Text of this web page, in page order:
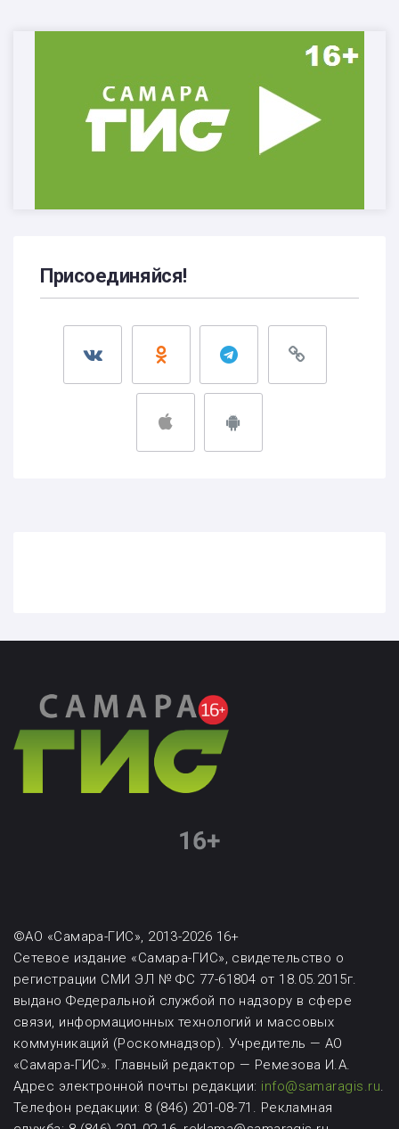
Присоединяйся!
©АО «Самара-ГИС», 2013-2026 16+
Сетевое издание «Самара-ГИС», свидетельство о
регистрации СМИ ЭЛ № ФС 77-61804 от 18.05.2015г.
выдано Федеральной службой по надзору в сфере
связи, информационных технологий и массовых
коммуникаций (Роскомнадзор). Учредитель — АО
«Самара-ГИС». Главный редактор — Ремезова И.А.
Адрес электронной почты редакции: info@samaragis.ru.
Телефон редакции: 8 (846) 201-08-71. Рекламная